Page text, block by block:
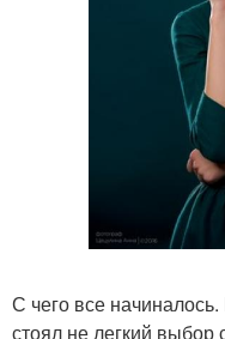
С чего все
стоял не легкий